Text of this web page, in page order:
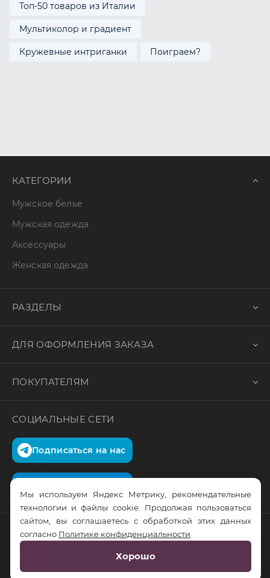
Топ-50 товаров из Италии
Мультиколор и градиент
Кружевные интриганки Поиграем?
КАТЕГОРИИ
Мужское белье
Мужская одежда
Аксессуары
Женская одежда
РАЗДЕЛЫ
ДЛЯ ОФОРМЛЕНИЯ ЗАКАЗА
ПОКУПАТЕЛЯМ
СОЦИАЛЬНЫЕ СЕТИ
Подписаться на нас
© RusTrus. 2011-2026. Все права защищены
RS Digital
Мы используем Яндекс Метрику, рекомендательные
технологии и файлы cookie. Продолжая пользоваться
сайтом, вы соглашаетесь с обработкой этих данных
согласно Политике конфиденциальности
Хорошо